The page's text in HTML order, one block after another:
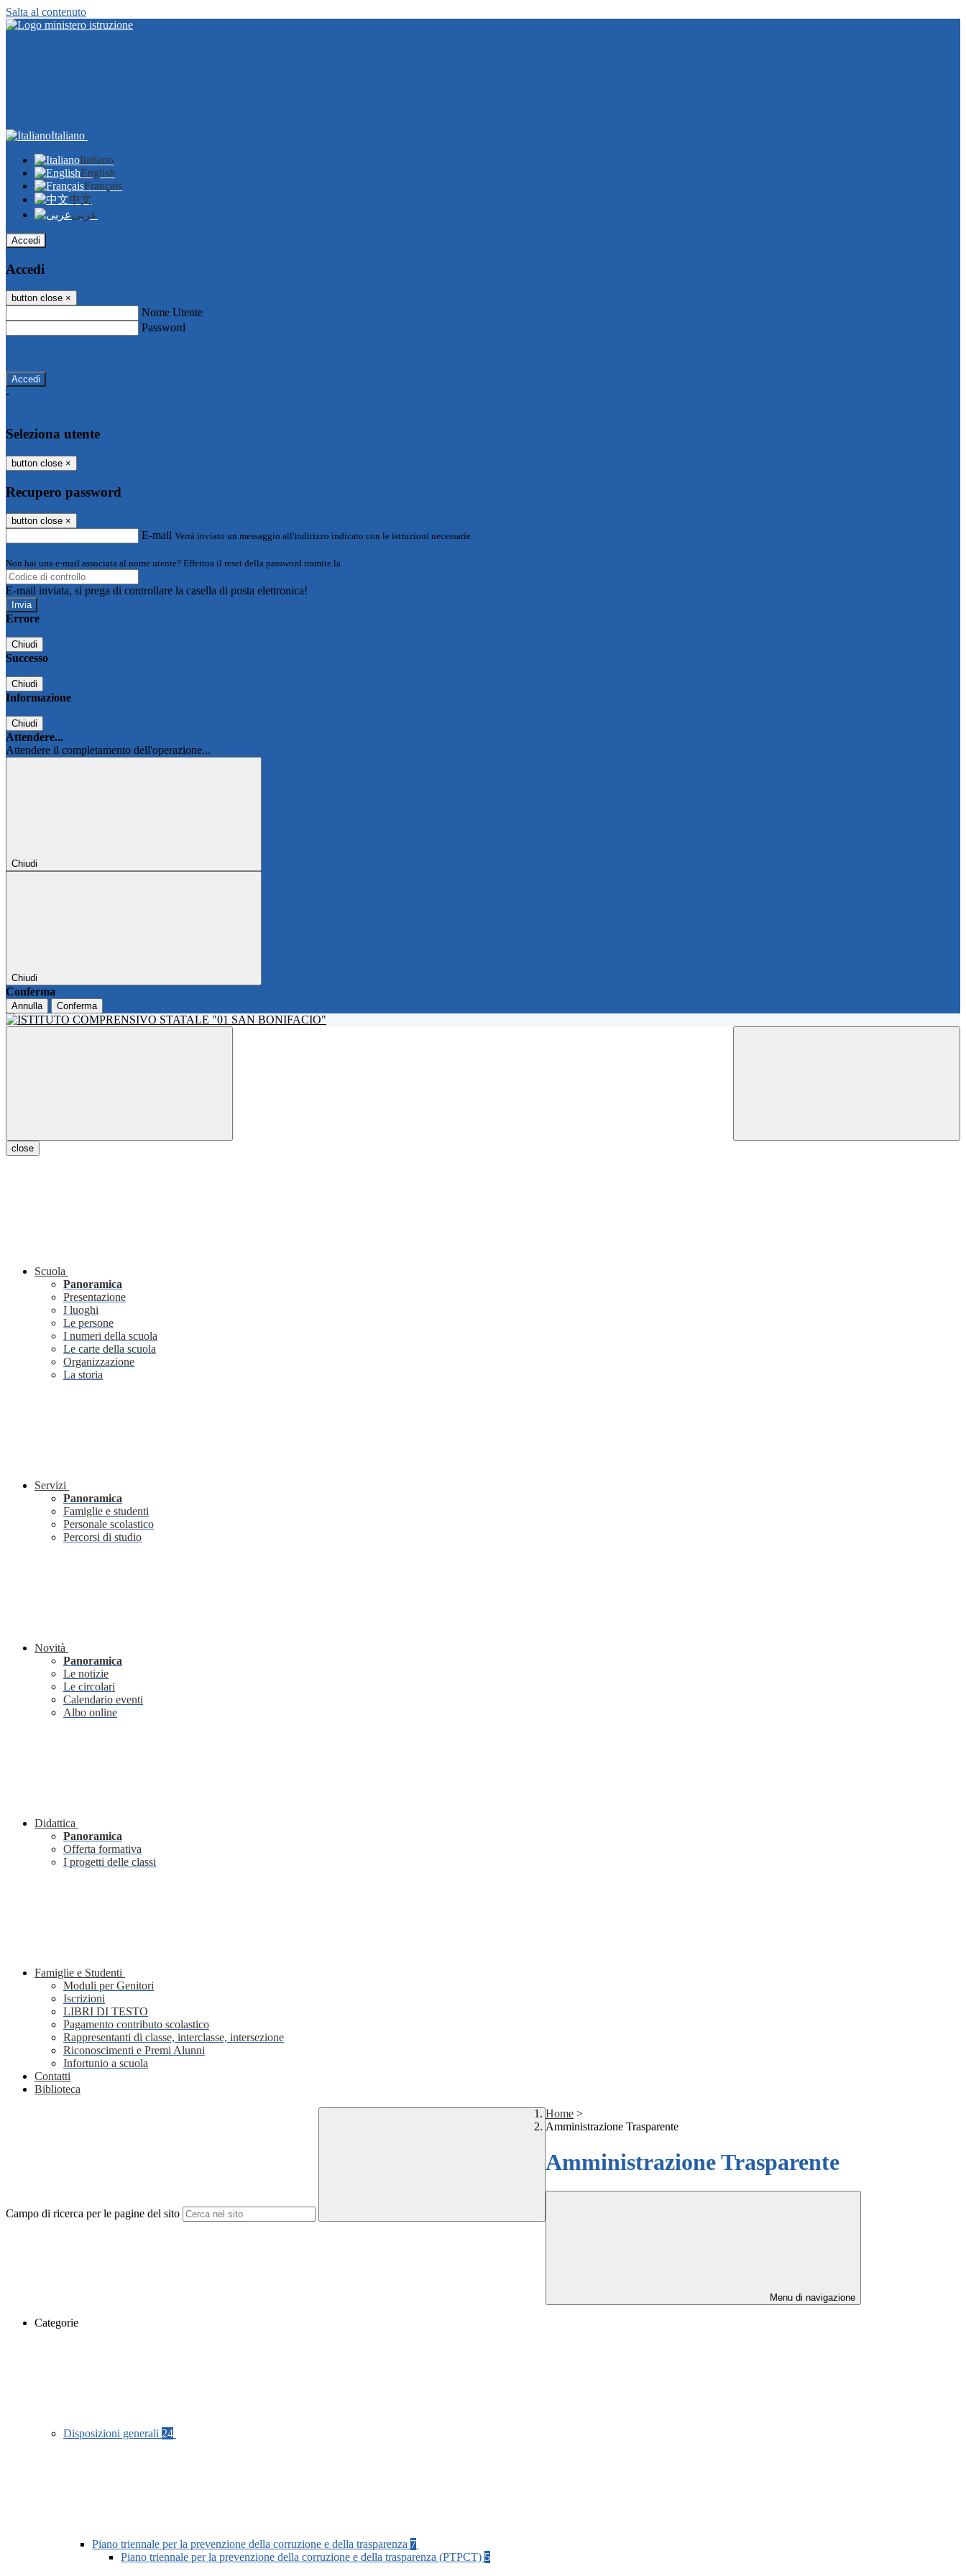
Salta al contenuto
Italiano
Italiano
English
Français
中文
عربى
Accedi
Accedi
button close ×
Nome Utente
Password
-
Seleziona utente
button close ×
Recupero password
button close ×
E-mail Verrà inviato un messaggio all'indirizzo indicato con le istruzioni necessarie.
Non hai una e-mail associata al nome utente? Effettua il reset della password tramite la
E-mail inviata, si prega di controllare la casella di posta elettronica!
Errore
Chiudi
Successo
Chiudi
Informazione
Chiudi
Attendere...
Attendere il completamento dell'operazione...
Chiudi
Chiudi
Conferma
Annulla Conferma
close
Scuola
Panoramica
Presentazione
I luoghi
Le persone
I numeri della scuola
Le carte della scuola
Organizzazione
La storia
Servizi
Panoramica
Famiglie e studenti
Personale scolastico
Percorsi di studio
Novità
Panoramica
Le notizie
Le circolari
Calendario eventi
Albo online
Didattica
Panoramica
Offerta formativa
I progetti delle classi
Famiglie e Studenti
Moduli per Genitori
Iscrizioni
LIBRI DI TESTO
Pagamento contributo scolastico
Rappresentanti di classe, interclasse, intersezione
Riconoscimenti e Premi Alunni
Infortunio a scuola
Contatti
Biblioteca
Campo di ricerca per le pagine del sito
Home >
Amministrazione Trasparente
Amministrazione Trasparente
Menu di navigazione
Categorie
Disposizioni generali 24
Piano triennale per la prevenzione della corruzione e della trasparenza 7
Piano triennale per la prevenzione della corruzione e della trasparenza (PTPCT) 5